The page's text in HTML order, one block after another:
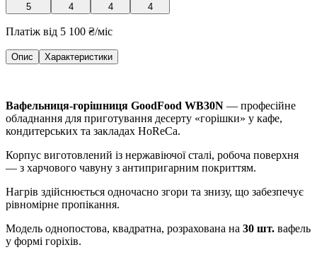
5 4 4 4
Платіж від 5 100 ₴/міс
Опис Характеристики
Вафельниця-горішниця GoodFood WB30N — професійне
обладнання для приготування десерту «горішки» у кафе,
кондитерських та закладах HoReCa.
Корпус виготовлений із нержавіючої сталі, робоча поверхня
— з харчового чавуну з антипригарним покриттям.
Нагрів здійснюється одночасно згори та знизу, що забезпечує
рівномірне пропікання.
Модель однопостова, квадратна, розрахована на 30 шт. вафель
у формі горіхів.